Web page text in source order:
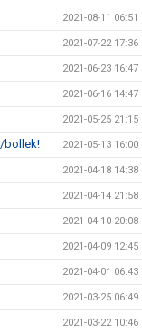
2021-08-11 06:51
2021-07-22 17:36
2021-06-23 16:47
2021-06-16 14:47
2021-05-25 21:15
bollek! 2021-05-13 16:00
2021-04-18 14:38
2021-04-14 21:58
2021-04-10 20:08
2021-04-09 12:45
2021-04-01 06:43
2021-03-25 06:49
2021-03-22 10:46